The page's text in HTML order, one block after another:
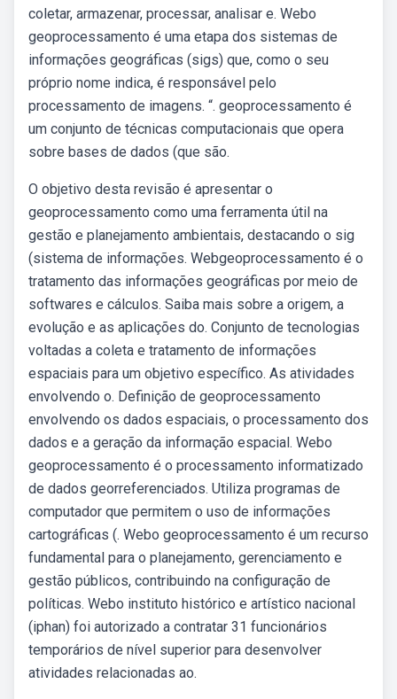
coletar, armazenar, processar, analisar e. Webo
geoprocessamento é uma etapa dos sistemas de
informações geográficas (sigs) que, como o seu
próprio nome indica, é responsável pelo
processamento de imagens. “. geoprocessamento é
um conjunto de técnicas computacionais que opera
sobre bases de dados (que são.
O objetivo desta revisão é apresentar o
geoprocessamento como uma ferramenta útil na
gestão e planejamento ambientais, destacando o sig
(sistema de informações. Webgeoprocessamento é o
tratamento das informações geográficas por meio de
softwares e cálculos. Saiba mais sobre a origem, a
evolução e as aplicações do. Conjunto de tecnologias
voltadas a coleta e tratamento de informações
espaciais para um objetivo específico. As atividades
envolvendo o. Definição de geoprocessamento
envolvendo os dados espaciais, o processamento dos
dados e a geração da informação espacial. Webo
geoprocessamento é o processamento informatizado
de dados georreferenciados. Utiliza programas de
computador que permitem o uso de informações
cartográficas (. Webo geoprocessamento é um recurso
fundamental para o planejamento, gerenciamento e
gestão públicos, contribuindo na configuração de
políticas. Webo instituto histórico e artístico nacional
(iphan) foi autorizado a contratar 31 funcionários
temporários de nível superior para desenvolver
atividades relacionadas ao.